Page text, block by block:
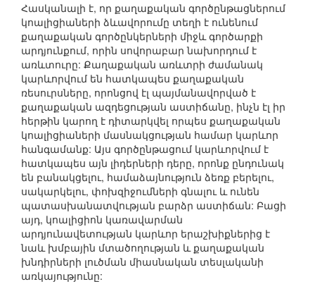
Հասկանալի է, որ քաղաքական գործընթացներում
կոալիցիաների ձևավորումը տեղի է ունենում
քաղաքական գործընկերների միջև գործարքի
արդյունքում, որին սովորաբար նախորդում է
առևտուրը: Քաղաքական առևտրի ժամանակ
կարևորվում են հատկապես քաղաքական
ռեսուրսները, որոնցով էլ պայմանավորված է
քաղաքական ազդեցության աստիճանը, ինչն էլ իր
հերթին կարող է դիտարկվել որպես քաղաքական
կոալիցիաների մասնակցության համար կարևոր
հանգամանք: Այս գործընթացում կարևորվում է
հատկապես այն լիդերների դերը, որոնք ընդունակ
են բանակցելու, համաձայնություն ձեռք բերելու,
սակարկելու, փոխզիջումների գնալու և ունեն
պատասխանատվության բարձր աստիճան: Բացի
այդ, կոալիցիոն կառավարման
արդյունավետության կարևոր երաշխիքներից է
նաև խմբային մտածողության և քաղաքական
խնդիրների լուծման միասնական տեսլականի
առկայությունը: